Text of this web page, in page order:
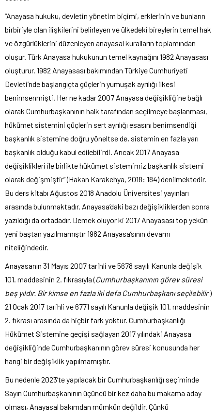
“Anayasa hukuku, devletin yönetim biçimi, erklerinin ve bunların
birbiriyle olan ilişkilerini belirleyen ve ülkedeki bireylerin temel hak
ve özgürlüklerini düzenleyen anayasal kuralların toplamından
oluşur. Türk Anayasa hukukunun temel kaynağını 1982 Anayasası
oluşturur. 1982 Anayasası bakımından Türkiye Cumhuriyeti
Devleti’nde başlangıçta güçlerin yumuşak ayrılığı ilkesi
benimsenmişti. Her ne kadar 2007 Anayasa değişikliğine bağlı
olarak Cumhurbaşkanının halk tarafından seçilmeye başlanması,
hükümet sistemini güçlerin sert ayrılığı esasını benimsendiği
başkanlık sistemine doğru yöneltse de, sistemin en fazla yarı
başkanlık olduğu kabul edilebilirdi. Ancak 2017 Anayasa
değişiklikleri ile birlikte hükümet sistemimiz başkanlık sistemi
olarak değişmiştir” (Hakan Karakehya, 2018: 184) denilmektedir.
Bu ders kitabı Ağustos 2018 Anadolu Üniversitesi yayınları
arasında bulunmaktadır. Anayasa’daki bazı değişikliklerden sonra
yazıldığı da ortadadır. Demek oluyor ki 2017 Anayasası top yekûn
yeni baştan yazılmamıştır 1982 Anayasa’sının devamı
niteliğindedir.
Anayasanın 31 Mayıs 2007 tarihli ve 5678 sayılı Kanunla değişik
101. maddesinin 2. fıkrasıyla (Cumhurbaşkanının görev süresi
beş yıldır. Bir kimse en fazla iki defa Cumhurbaşkanı seçilebilir)
21 Ocak 2017 tarihli ve 6771 sayılı Kanunla değişik 101. maddesinin
2. fıkrası arasında da hiçbir fark yoktur. Cumhurbaşkanlığı
Hükümet Sistemine geçişi sağlayan 2017 yılındaki Anayasa
değişikliğinde Cumhurbaşkanının görev süresi konusunda her
hangi bir değişiklik yapılmamıştır.
Bu nedenle 2023’te yapılacak bir Cumhurbaşkanlığı seçiminde
Sayın Cumhurbaşkanının üçüncü bir kez daha bu makama aday
olması, Anayasal bakımdan mümkün değildir. Çünkü